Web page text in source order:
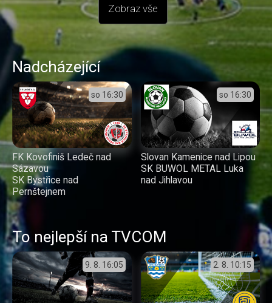
Zobraz vše
Nadcházející
so 16:30
FK Kovofiniš Ledeč nad
Sázavou
SK Bystřice nad
Pernštejnem
so 16:30
Slovan Kamenice nad Lipou
SK BUWOL METAL Luka
nad Jihlavou
To nejlepší na TVCOM
9. 8. 16:05 2. 8. 10:15